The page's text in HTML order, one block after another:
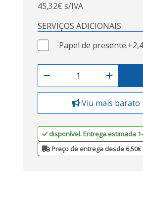
45,32€ s/IVA
SERVIÇOS ADICIONAIS
Papel de presente.
Viu mais barato
disponível. Entrega estimada
Preço de entrega desde 6,50€